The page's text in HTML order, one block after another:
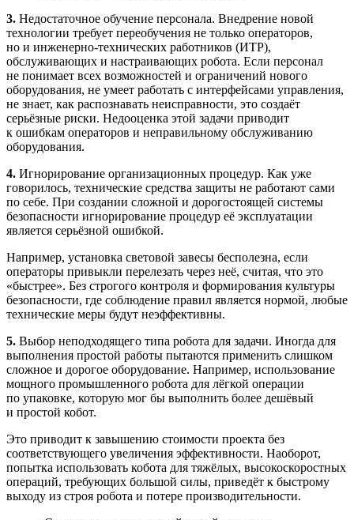
3. Недостаточное обучение персонала. Внедрение новой
технологии требует переобучения не только операторов,
но и инженерно-­технических работников (ИТР),
обслуживающих и настраивающих робота. Если персонал
не понимает всех возможностей и ограничений нового
оборудования, не умеет работать с интерфейсами управления,
не знает, как распознавать неисправности, это создаёт
серьёзные риски. Недооценка этой задачи приводит
к ошибкам операторов и неправильному обслуживанию
оборудования.
4. Игнорирование организационных процедур. Как уже
говорилось, технические средства защиты не работают сами
по себе. При создании сложной и дорогостоящей системы
безопасности игнорирование процедур её эксплуатации
является серьёзной ошибкой.
Например, установка световой завесы бесполезна, если
операторы привыкли перелезать через неё, считая, что это
«быстрее». Без строгого контроля и формирования культуры
безопасности, где соблюдение правил является нормой, любые
технические меры будут неэффективны.
5. Выбор неподходящего типа робота для задачи. Иногда для
выполнения простой работы пытаются применить слишком
сложное и дорогое оборудование. Например, использование
мощного промышленного робота для лёгкой операции
по упаковке, которую мог бы выполнить более дешёвый
и простой кобот.
Это приводит к завышению стоимости проекта без
соответствующего увеличения эффективности. Наоборот,
попытка использовать кобота для тяжёлых, высокоскоростных
операций, требующих большой силы, приведёт к быстрому
выходу из строя робота и потере производительности.